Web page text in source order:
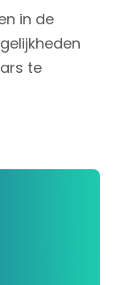
in de
te